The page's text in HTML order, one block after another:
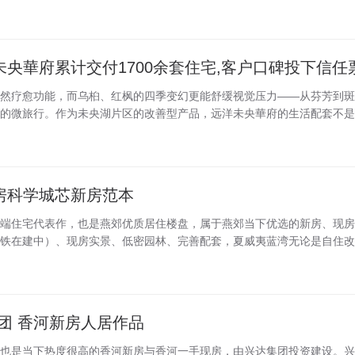
央華府累计交付1700余套住宅,客户口碑投下信任
疗愈功能，而乌桕、红枫的四季变幻更能舒缓视觉压力——从芬芳到
微旅行。作为未央湖片区的改善型产品，远洋未央華府的生活配套不
科学城芯新房范本
住宅代表作，也是燕郊优质居住楼盘，属于燕郊当下优选的新房、现
在建中）、现房实景、低密园林、完善配套，夏威夷蓝湾无论是自住
香河新房人居作品
是当下热度很高的香河新房与香河一手现房，由兴达集团投资建设。